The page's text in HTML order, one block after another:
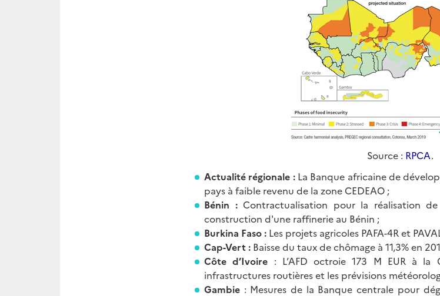
Source : RPCA.
Actualité régionale : La Banque africaine de
pays à faible revenu de la zone CEDEAO ;
Bénin : Contractualisation pour la réalisation
construction d'une raffinerie au Bénin ;
Burkina Faso : Les projets agricoles PAFA-4R et
Cap-Vert : Baisse du taux de chômage à 11,3% en
Côte d’Ivoire : L’AFD octroie 173 M EUR à
infrastructures routières et les prévisions
Gambie : Mesures de la Banque centrale pour